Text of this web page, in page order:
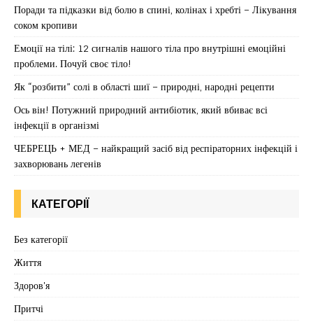
Поради та підказки від болю в спині, колінах і хребті – Лікування
соком кропиви
Емоції на тілі: 12 сигналів нашого тіла про внутрішні емоційні
проблеми. Почуй своє тіло!
Як “розбити” солі в області шиї – природні, народні рецепти
Ось він! Потужний природний антибіотик, який вбиває всі
інфекції в організмі
ЧЕБРЕЦЬ + МЕД – найкращий засіб від респіраторних інфекцій і
захворювань легенів
КАТЕГОРІЇ
Без категорії
Життя
Здоров'я
Притчі